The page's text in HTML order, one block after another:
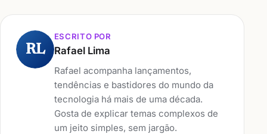
RL
ESCRITO POR
Rafael Lima
Rafael acompanha lançamentos,
tendências e bastidores do mundo da
tecnologia há mais de uma década.
Gosta de explicar temas complexos de
um jeito simples, sem jargão.